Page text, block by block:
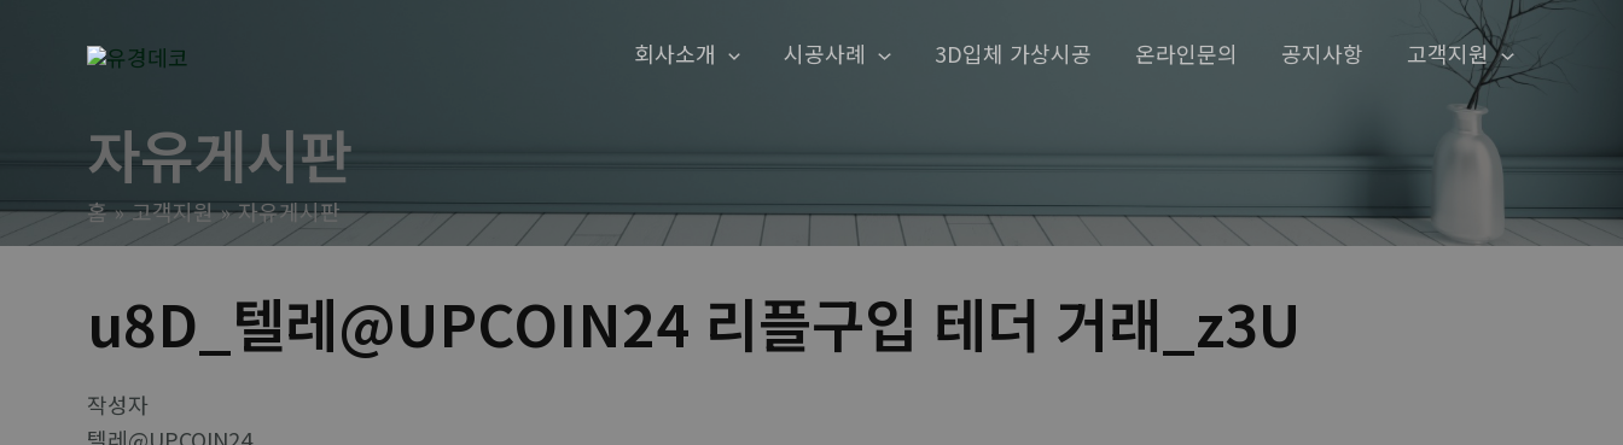
회사소개 시공사례 3D입체 가상시공 온라인문의 공지사항 고객지원
자유게시판
홈 고객지원 자유게시판
u8D_텔레@UPCOIN24 리플구입 테더 거래_z3U
작성자
텔레@UPCOIN24